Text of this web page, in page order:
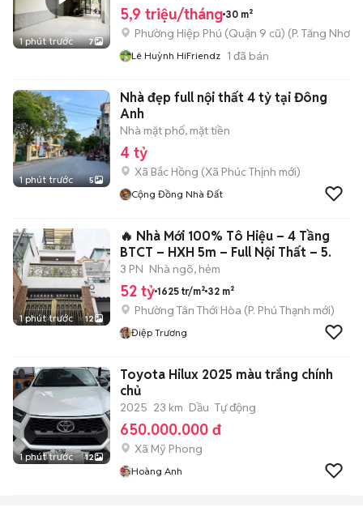
1 phút trước 7
5,9 triệu/tháng 30 m²
Phường Hiệp Phú (Quận 9 cũ) (P. Tăng Nhơn
Lê Huỳnh HiFriendz 1 đã bán
1 phút trước 5
Nhà đẹp full nội thất 4 tỷ tại Đông
Anh
Nhà mặt phố, mặt tiền
4 tỷ
Xã Bắc Hồng (Xã Phúc Thịnh mới)
Cộng Đồng Nhà Đất
1 phút trước 12
🔥 Nhà Mới 100% Tô Hiệu – 4 Tầng
BTCT – HXH 5m – Full Nội Thất – 5.
3 PN Nhà ngõ, hẻm
52 tỷ 1625 tr/m² 32 m²
Phường Tân Thới Hòa (P. Phú Thạnh mới)
Điệp Trương
1 phút trước 12
Toyota Hilux 2025 màu trắng chính
chủ
2025 23 km Dầu Tự động
650.000.000 đ
Xã Mỹ Phong
Hoàng Anh